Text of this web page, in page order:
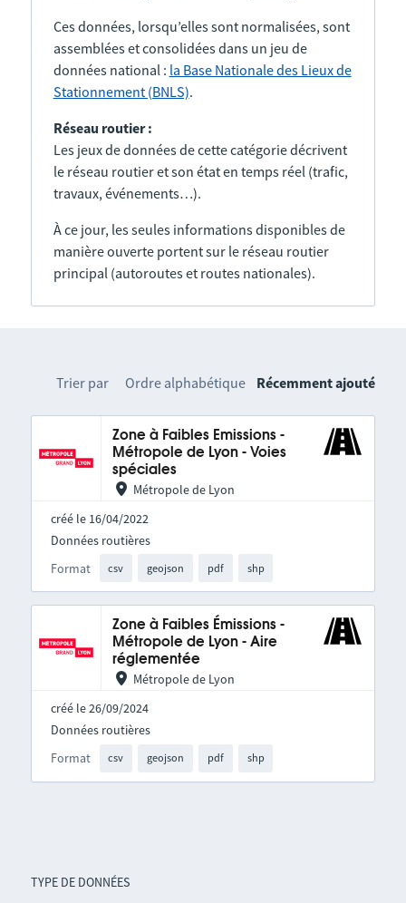
Ces données, lorsqu’elles sont normalisées, sont
assemblées et consolidées dans un jeu de
données national : la Base Nationale des Lieux de
Stationnement (BNLS).
Réseau routier :
Les jeux de données de cette catégorie décrivent
le réseau routier et son état en temps réel (trafic,
travaux, événements…).
À ce jour, les seules informations disponibles de
manière ouverte portent sur le réseau routier
principal (autoroutes et routes nationales).
TYPE DE DONNÉES
Trier par Ordre alphabétique Récemment ajouté
Zone à Faibles Emissions -
Métropole de Lyon - Voies
spéciales
Métropole de Lyon
créé le 16/04/2022
Format csv geojson pdf shp
Données routières
Zone à Faibles Émissions -
Métropole de Lyon - Aire
réglementée
Métropole de Lyon
créé le 26/09/2024
Format csv geojson pdf shp
Données routières